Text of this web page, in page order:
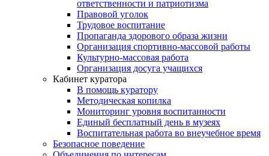
ответственности и патриотизма
Правовой уголок
Трудовое воспитание
Пропаганда здорового образа жизни
Организация спортивно-массовой работы
Культурно-массовая работа
Организация досуга учащихся
Кабинет куратора
В помощь куратору
Методическая копилка
Мониторинг уровня воспитанности
Единый бесплатный день в музеях
Воспитательная работа во внеучебное время
Безопасное поведение